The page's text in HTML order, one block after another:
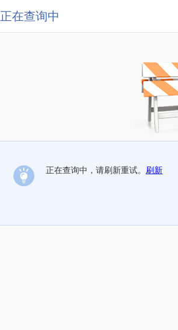
正在查询中
正在查询中，请刷新重试。 刷新